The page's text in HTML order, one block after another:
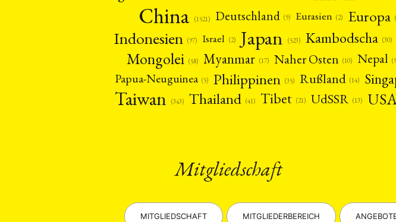
China (1521) Deutschland (9) Eurasien (2) Europa
Indonesien (97) Israel (2) Japan (523) Kambodscha (30)
Mongolei (58) Myanmar (17) Naher Osten (10) Nepal
Papua-Neuguinea (5) Philippinen (35) Rußland (14)
Taiwan (343) Thailand (41) Tibet (21) UdSSR (13)
Mitgliedschaft
MITGLIEDSCHAFT MITGLIEDERBEREICH